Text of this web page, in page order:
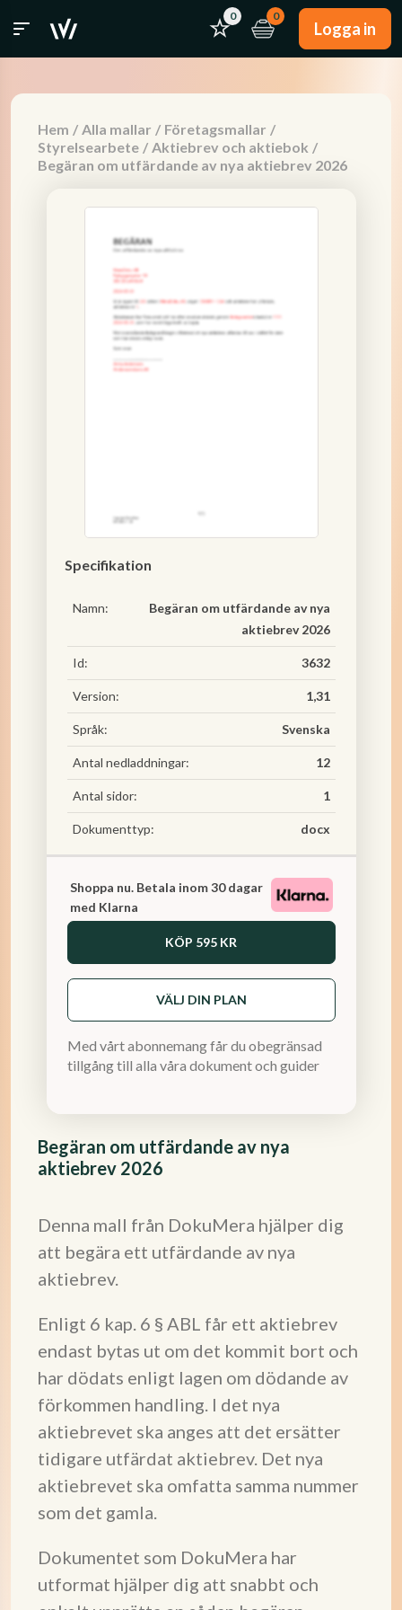
0 0
Logga in
Hem / Alla mallar / Företagsmallar /
Styrelsearbete / Aktiebrev och aktiebok /
Begäran om utfärdande av nya aktiebrev 2026
Begäran om utfärdande av nya
aktiebrev 2026
Denna mall från DokuMera hjälper dig
att begära ett utfärdande av nya
aktiebrev.
Enligt 6 kap. 6 § ABL får ett aktiebrev
endast bytas ut om det kommit bort och
har dödats enligt lagen om dödande av
förkommen handling. I det nya
aktiebrevet ska anges att det ersätter
tidigare utfärdat aktiebrev. Det nya
aktiebrevet ska omfatta samma nummer
som det gamla.
Dokumentet som DokuMera har
utformat hjälper dig att snabbt och
Specifikation
Namn:
Begäran om utfärdande av nya
aktiebrev 2026
Id: 3632
Version: 1,31
Språk: Svenska
Antal nedladdningar: 12
Antal sidor: 1
Dokumenttyp: docx
Shoppa nu. Betala inom 30 dagar
med Klarna
KÖP 595 KR
VÄLJ DIN PLAN
Med vårt abonnemang får du obegränsad
tillgång till alla våra dokument och guider